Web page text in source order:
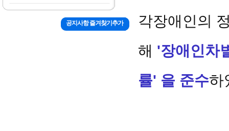
각장애인의
해 '장애인차
률' 을 준수하
공지사항 즐겨찾기추가